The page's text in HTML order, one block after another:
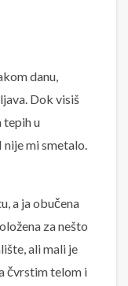
danu,
Dok visiš
tepih u
nije mi smetalo.
a ja obučena
za nešto
ali mali je
čvrstim telom i